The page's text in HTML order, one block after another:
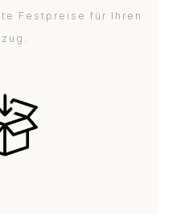
Festpreise für Ihren